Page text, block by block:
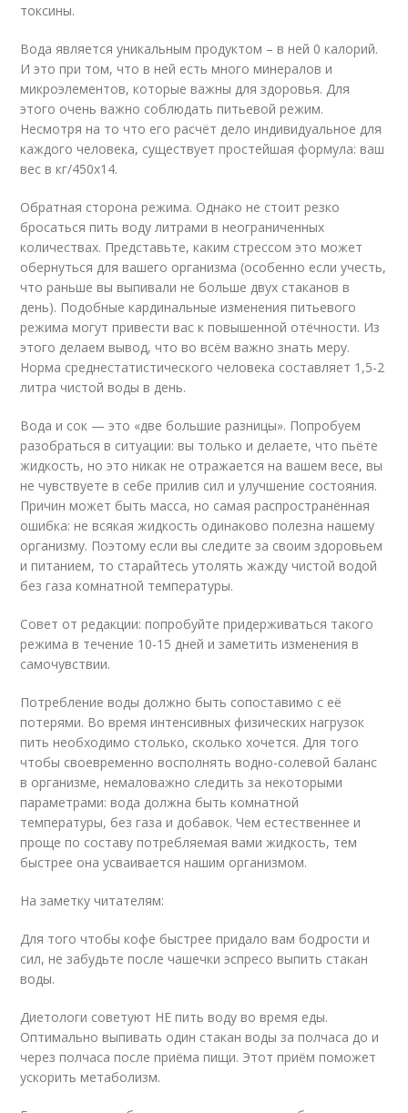
токсины.
Вода является уникальным продуктом – в ней 0 калорий.
И это при том, что в ней есть много минералов и
микроэлементов, которые важны для здоровья. Для
этого очень важно соблюдать питьевой режим.
Несмотря на то что его расчёт дело индивидуальное для
каждого человека, существует простейшая формула: ваш
вес в кг/450x14.
Обратная сторона режима. Однако не стоит резко
бросаться пить воду литрами в неограниченных
количествах. Представьте, каким стрессом это может
обернуться для вашего организма (особенно если учесть,
что раньше вы выпивали не больше двух стаканов в
день). Подобные кардинальные изменения питьевого
режима могут привести вас к повышенной отёчности. Из
этого делаем вывод, что во всём важно знать меру.
Норма среднестатистического человека составляет 1,5-2
литра чистой воды в день.
Вода и сок — это «две большие разницы». Попробуем
разобраться в ситуации: вы только и делаете, что пьёте
жидкость, но это никак не отражается на вашем весе, вы
не чувствуете в себе прилив сил и улучшение состояния.
Причин может быть масса, но самая распространённая
ошибка: не всякая жидкость одинаково полезна нашему
организму. Поэтому если вы следите за своим здоровьем
и питанием, то старайтесь утолять жажду чистой водой
без газа комнатной температуры.
Совет от редакции: попробуйте придерживаться такого
режима в течение 10-15 дней и заметить изменения в
самочувствии.
Потребление воды должно быть сопоставимо с её
потерями. Во время интенсивных физических нагрузок
пить необходимо столько, сколько хочется. Для того
чтобы своевременно восполнять водно-солевой баланс
в организме, немаловажно следить за некоторыми
параметрами: вода должна быть комнатной
температуры, без газа и добавок. Чем естественнее и
проще по составу потребляемая вами жидкость, тем
быстрее она усваивается нашим организмом.
На заметку читателям:
Для того чтобы кофе быстрее придало вам бодрости и
сил, не забудьте после чашечки эспресо выпить стакан
воды.
Диетологи советуют НЕ пить воду во время еды.
Оптимально выпивать один стакан воды за полчаса до и
через полчаса после приёма пищи. Этот приём поможет
ускорить метаболизм.